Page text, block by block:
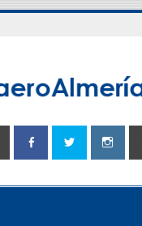
el aeropuerto de Almería